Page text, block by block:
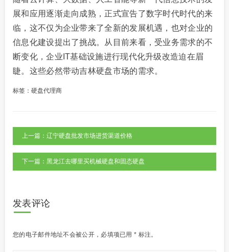
展和应用逐渐走向成熟，正式宣告了数字时代时代的来
临，这不仅为企业带来了全新的发展机遇，也对企业的
信息化建设提出了挑战。从目前来看，受业务需求的不
断变化，企业IT基础设施进行现代化升级改造迫在眉
睫。这些必然带动吉林硬盘市场的需求。
标签： 硬盘代理商
上一篇：辽宁硬盘批发市场进货渠道价格
下一篇：黑龙江去哪里买机械硬盘和固态硬盘
发表评论
您的电子邮件地址不会被公开， 必填项已用* 标注。